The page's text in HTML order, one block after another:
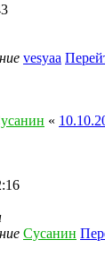
vesyaa
«
Сусанин